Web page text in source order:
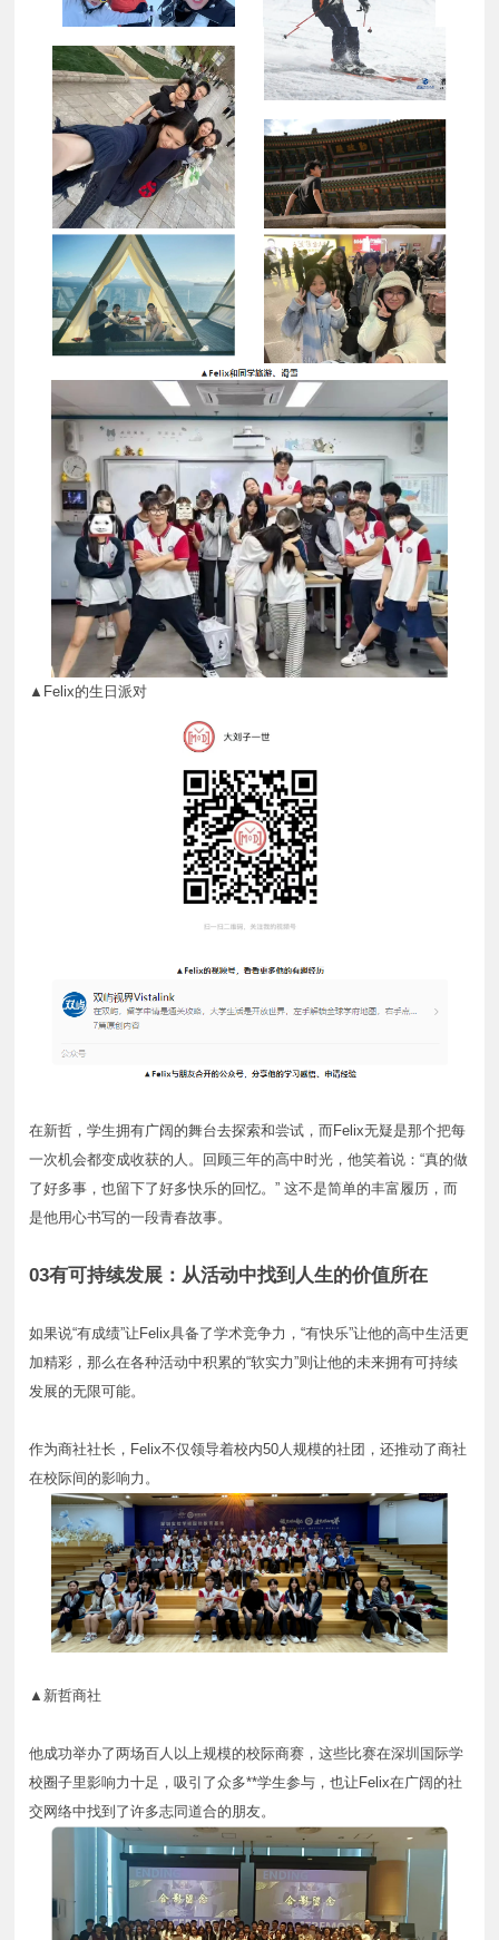
▲Felix的生日派对
在新哲，学生拥有广阔的舞台去探索和尝试，而Felix无疑是那个把每
一次机会都变成收获的人。回顾三年的高中时光，他笑着说：“真的做
了好多事，也留下了好多快乐的回忆。” 这不是简单的丰富履历，而
是他用心书写的一段青春故事。
03有可持续发展：从活动中找到人生的价值所在
如果说“有成绩”让Felix具备了学术竞争力，“有快乐”让他的高中生活更
加精彩，那么在各种活动中积累的“软实力”则让他的未来拥有可持续
发展的无限可能。
作为商社社长，Felix不仅领导着校内50人规模的社团，还推动了商社
在校际间的影响力。
▲新哲商社
他成功举办了两场百人以上规模的校际商赛，这些比赛在深圳国际学
校圈子里影响力十足，吸引了众多**学生参与，也让Felix在广阔的社
交网络中找到了许多志同道合的朋友。